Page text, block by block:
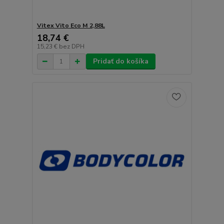
Vitex Vito Eco M 2,88L
18,74 €
15,23 € bez DPH
Pridať do košíka